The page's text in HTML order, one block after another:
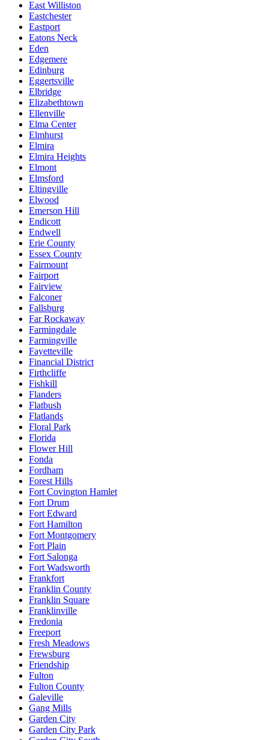
East Williston
Eastchester
Eastport
Eatons Neck
Eden
Edgemere
Edinburg
Eggertsville
Elbridge
Elizabethtown
Ellenville
Elma Center
Elmhurst
Elmira
Elmira Heights
Elmont
Elmsford
Eltingville
Elwood
Emerson Hill
Endicott
Endwell
Erie County
Essex County
Fairmount
Fairport
Fairview
Falconer
Fallsburg
Far Rockaway
Farmingdale
Farmingville
Fayetteville
Financial District
Firthcliffe
Fishkill
Flanders
Flatbush
Flatlands
Floral Park
Florida
Flower Hill
Fonda
Fordham
Forest Hills
Fort Covington Hamlet
Fort Drum
Fort Edward
Fort Hamilton
Fort Montgomery
Fort Plain
Fort Salonga
Fort Wadsworth
Frankfort
Franklin County
Franklin Square
Franklinville
Fredonia
Freeport
Fresh Meadows
Frewsburg
Friendship
Fulton
Fulton County
Galeville
Gang Mills
Garden City
Garden City Park